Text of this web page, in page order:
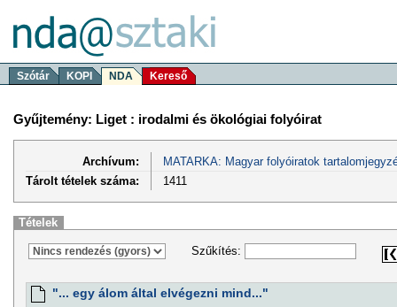
Szótár KOPI NDA Kereső
Gyűjtemény: Liget : irodalmi és ökológiai folyóirat
Archívum:
MATARKA: Magyar folyóiratok
Tárolt tételek száma:
1411
Tételek
Szűkítés:
"... egy álom által elvégezni mind..."